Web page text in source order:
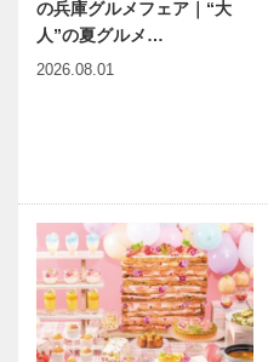
イイニクの
Vol.21 マレ
ーシアからの
レポート
小さないのち
のドア1周年
記念公演 い
の兵庫グルメフェア｜“大
人”の夏グルメ…
2026.08.01